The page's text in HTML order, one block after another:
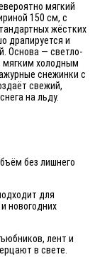
мягкий
150 см, с
жёстких
драпируется и
Основа — светло-
мягким холодным
снежинки с
свежий,
на льду.
без лишнего
для
новогодних
лент и
в свете.